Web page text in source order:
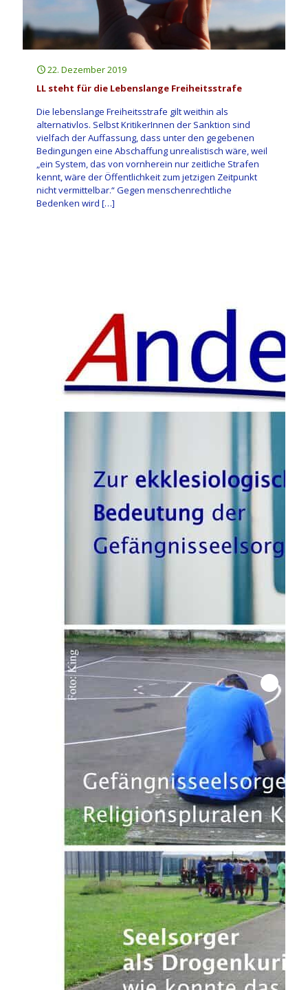
22. Dezember 2019
LL steht für die Lebenslange Freiheitsstrafe
Die lebenslange Freiheitsstrafe gilt weithin als
alternativlos. Selbst KritikerInnen der Sanktion sind
vielfach der Auffassung, dass unter den gegebenen
Bedingungen eine Abschaffung unrealistisch wäre, weil
„ein System, das von vornherein nur zeitliche Strafen
kennt, wäre der Öffentlichkeit zum jetzigen Zeitpunkt
nicht vermittelbar.“ Gegen menschenrechtliche
Bedenken wird […]